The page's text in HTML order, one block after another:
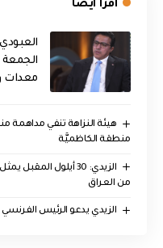
اقرأ ايضا
العبودي
معدات
هيئة النزاهة تنفي مداهمة
منطقة الكاظميَّة
الزيدي: 30 أيلول
من العراق
الزيدي يدعو الرئيس الفرنسي